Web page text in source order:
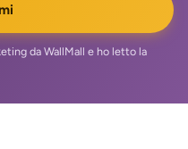
da WallMall e ho letto la